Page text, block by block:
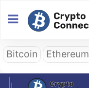
Bitcoin Ethereum